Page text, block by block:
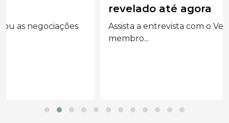
revelado até agora
Assista a entrevista com o Vereador Diego Bairros,